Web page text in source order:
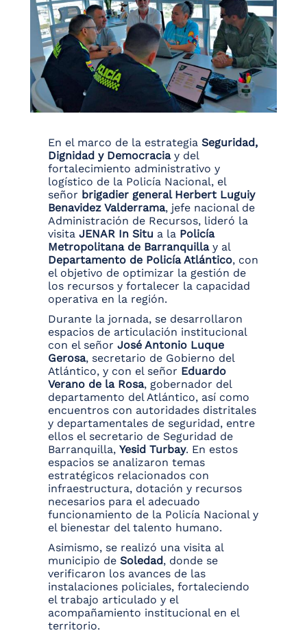
En el marco de la estrategia Seguridad,
Dignidad y Democraciay del
fortalecimiento administrativo y
logístico de la Policía Nacional, el
señor brigadier general Herbert Luguiy
Benavidez Valderrama, jefe nacional de
Administración de Recursos, lideró la
visita JENAR In Situ a la Policía
Metropolitana de Barranquillay al
Departamento de Policía Atlántico, con
el objetivo de optimizar la gestión de
los recursos y fortalecer la capacidad
operativa en la región.
Durante la jornada, se desarrollaron
espacios de articulación institucional
con el señor José Antonio Luque
Gerosa, secretario de Gobierno del
Atlántico, y con el señor Eduardo
Verano de la Rosa, gobernador del
departamento del Atlántico, así como
encuentros con autoridades distritales
y departamentales de seguridad, entre
ellos el secretario de Seguridad de
Barranquilla, Yesid Turbay. En estos
espacios se analizaron temas
estratégicos relacionados con
infraestructura, dotación y recursos
necesarios para el adecuado
funcionamiento de la Policía Nacional y
el bienestar del talento humano.
Asimismo, se realizó una visita al
municipio de Soledad, donde se
verificaron los avances de las
instalaciones policiales, fortaleciendo
el trabajo articulado y el
acompañamiento institucional en el
territorio.